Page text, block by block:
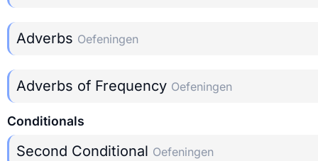
Adverbs Oefeningen
Adverbs of Frequency Oefeningen
Conditionals
Second Conditional Oefeningen